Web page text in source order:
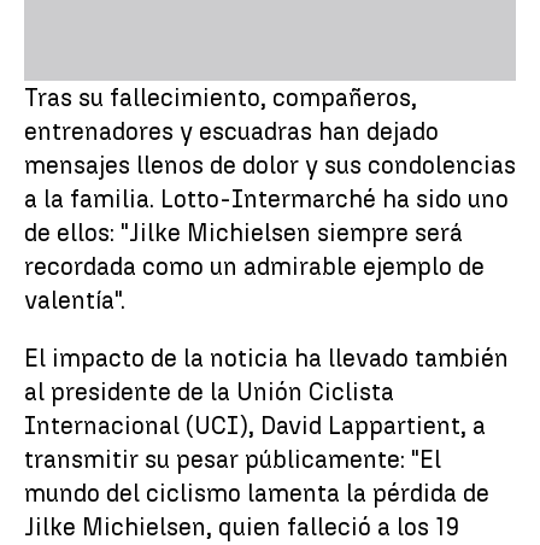
Tras su fallecimiento, compañeros,
entrenadores y escuadras han dejado
mensajes llenos de dolor y sus condolencias
a la familia. Lotto-Intermarché ha sido uno
de ellos: "Jilke Michielsen siempre será
recordada como un admirable ejemplo de
valentía".
El impacto de la noticia ha llevado también
al presidente de la Unión Ciclista
Internacional (UCI), David Lappartient, a
transmitir su pesar públicamente: "El
mundo del ciclismo lamenta la pérdida de
Jilke Michielsen, quien falleció a los 19